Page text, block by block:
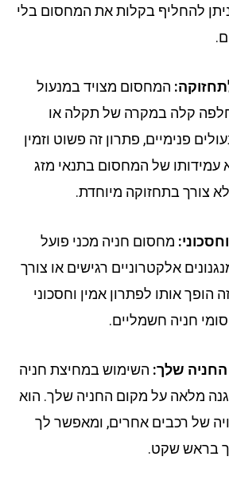
בקלות את המחסום בלי
המחסום מצויד במנעול
קלה במקרה של תקלה או
פנימיים, פתרון זה פשוט וזמין
של המחסום בתנאי מזג
בתחזוקה מיוחדת.
מחסום חניה מכני פועל
אלקטרוניים רגישים או צורך
אותו לפתרון אמין וחסכוני
חשמליים.
שלך:השימוש במחיצת חניה
על מקום החניה שלך. הוא
רכבים אחרים, ומאפשר לך
שקט.